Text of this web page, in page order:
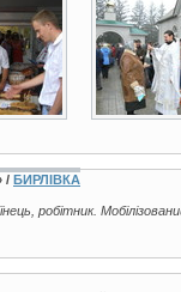
3 фото
/ БИРЛІВКА
робітник.